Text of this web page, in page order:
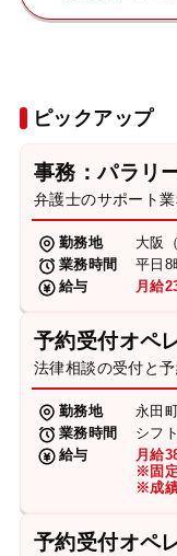
ピックアップ
事務：パラリ
弁護士のサポート
勤務地
大阪
業務時間
平日8
給与
月給
予約受付オペ
法律相談の受付と
勤務地
永田
業務時間
シフ
給与
月給
※固
※成
予約受付オペ